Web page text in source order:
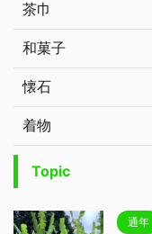
茶巾
和菓子
懐石
着物
Topic
通年